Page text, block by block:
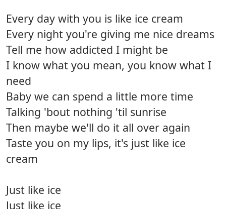
Every day with you is like ice cream
Every night you're giving me nice dreams
Tell me how addicted I might be
I know what you mean, you know what I
need
Baby we can spend a little more time
Talking 'bout nothing 'til sunrise
Then maybe we'll do it all over again
Taste you on my lips, it's just like ice
cream
Just like ice
Just like ice